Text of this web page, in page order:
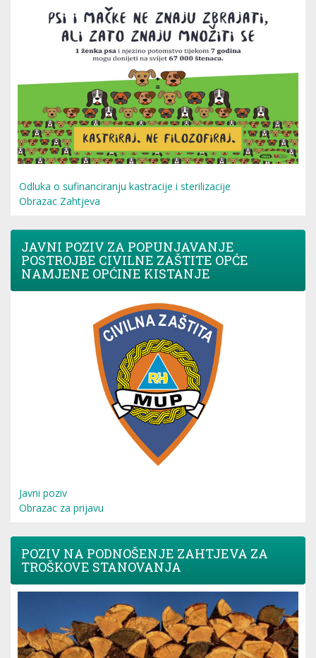
Odluka o sufinanciranju kastracije i sterilizacije
Obrazac Zahtjeva
JAVNI POZIV ZA POPUNJAVANJE
POSTROJBE CIVILNE ZAŠTITE OPĆE
NAMJENE OPĆINE KISTANJE
Javni poziv
Obrazac za prijavu
POZIV NA PODNOŠENJE ZAHTJEVA ZA
TROŠKOVE STANOVANJA